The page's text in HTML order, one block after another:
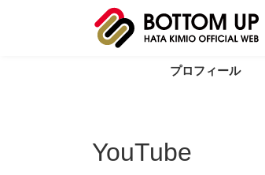
プロフィール
YouTube